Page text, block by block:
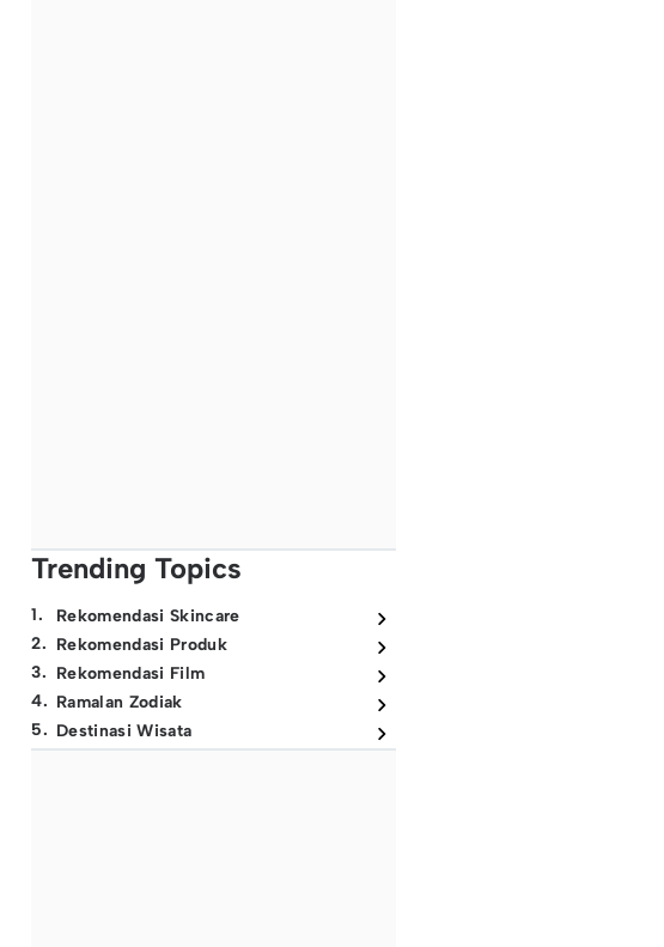
Trending Topics
1.
Rekomendasi Skincare
2. Rekomendasi Produk
3. Rekomendasi Film
4. Ramalan Zodiak
5. Destinasi Wisata